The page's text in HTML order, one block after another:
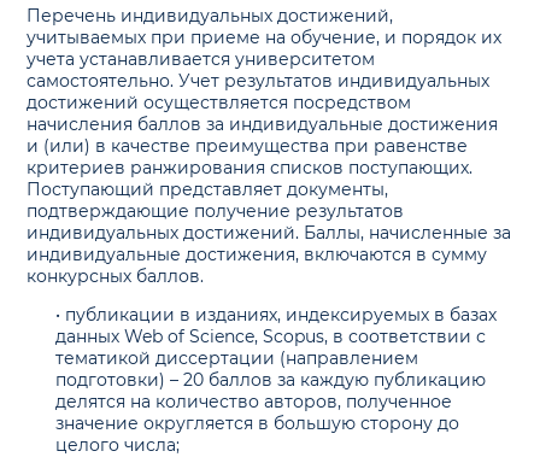
Перечень индивидуальных достижений,
учитываемых при приеме на обучение, и порядок их
учета устанавливается университетом
самостоятельно. Учет результатов индивидуальных
достижений осуществляется посредством
начисления баллов за индивидуальные достижения
и (или) в качестве преимущества при равенстве
критериев ранжирования списков поступающих.
Поступающий представляет документы,
подтверждающие получение результатов
индивидуальных достижений. Баллы, начисленные за
индивидуальные достижения, включаются в сумму
конкурсных баллов.
• публикации в изданиях, индексируемых в базах
данных Web of Science, Scopus, в соответствии с
тематикой диссертации (направлением
подготовки) – 20 баллов за каждую публикацию
делятся на количество авторов, полученное
значение округляется в большую сторону до
целого числа;